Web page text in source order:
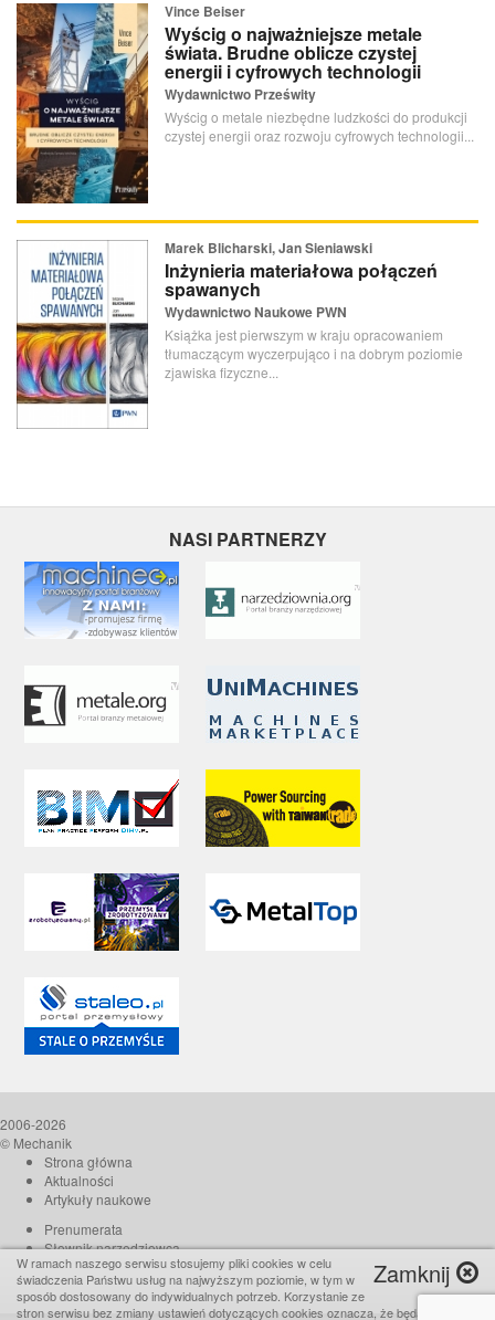
Vince Beiser
Wyścig o najważniejsze metale
świata. Brudne oblicze czystej
energii i cyfrowych technologii
Wydawnictwo Prześwity
Wyścig o metale niezbędne ludzkości do produkcji
czystej energii oraz rozwoju cyfrowych technologii...
Marek Blicharski, Jan Sieniawski
Inżynieria materiałowa połączeń
spawanych
Wydawnictwo Naukowe PWN
Książka jest pierwszym w kraju opracowaniem
tłumaczącym wyczerpująco i na dobrym poziomie
zjawiska fizyczne...
NASI PARTNERZY
2006-2026
© Mechanik
Strona główna
Aktualności
Artykuły naukowe
Prenumerata
Słownik narzędziowca
O czasopiśmie
Reklama
Kontakt
Zamknij
W ramach naszego serwisu stosujemy pliki cookies w celu
świadczenia Państwu usług na najwyższym poziomie, w tym w
sposób dostosowany do indywidualnych potrzeb. Korzystanie ze
stron serwisu bez zmiany ustawień dotyczących cookies oznacza, że będą one